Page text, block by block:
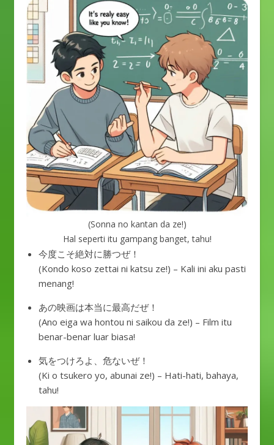
(Sonna no kantan da ze!)
Hal seperti itu gampang banget, tahu!
今度こそ絶対に勝つぜ！
(Kondo koso zettai ni katsu ze!) – Kali ini aku pasti
menang!
あの映画は本当に最高だぜ！
(Ano eiga wa hontou ni saikou da ze!) – Film itu
benar-benar luar biasa!
気をつけろよ、危ないぜ！
(Ki o tsukero yo, abunai ze!) – Hati-hati, bahaya,
tahu!